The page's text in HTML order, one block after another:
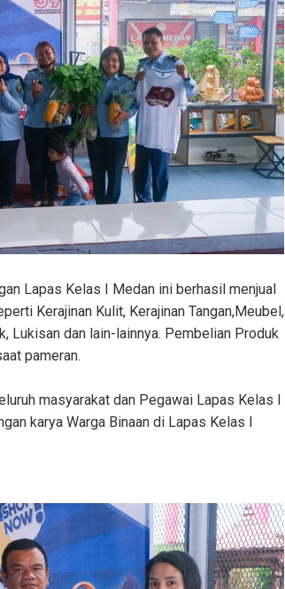
Lapas Kelas I Medan ini berhasil menjual
Kerajinan Kulit, Kerajinan Tangan,Meubel,
Lukisan dan lain-lainnya. Pembelian Produk
pameran.
masyarakat dan Pegawai Lapas Kelas I
karya Warga Binaan di Lapas Kelas I